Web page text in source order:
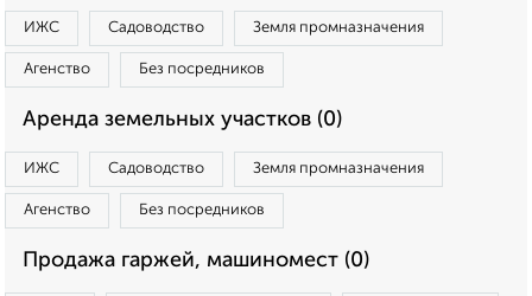
ИЖС Садоводство Земля промназначения
Агенство Без посредников
Аренда земельных участков (0)
ИЖС Садоводство Земля промназначения
Агенство Без посредников
Продажа гаржей, машиномест (0)